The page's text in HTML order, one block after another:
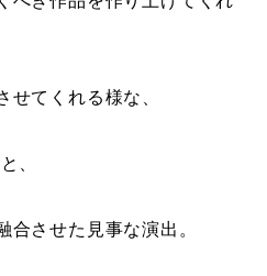
せてくれる様な、
、
合させた見事な演出。